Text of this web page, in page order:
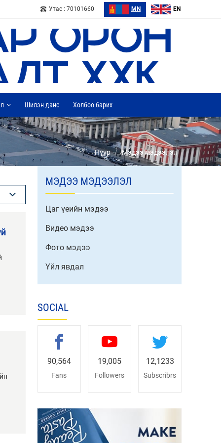
Утас : 70101660 MN EN
Шилэн данс Холбоо барих
Нүүр / Мэдээ мэдээлэл
МЭДЭЭ МЭДЭЭЛЭЛ
Цаг үеийн мэдээ
Видео мэдээ
Фото мэдээ
Үйл явдал
SOCIAL
90,564
Fans
19,005
Followers
12,1233
Subscribrs